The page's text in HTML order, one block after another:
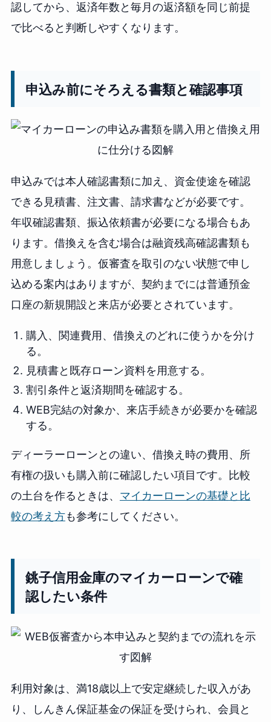
認してから、返済年数と毎月の返済額を同じ前提
で比べると判断しやすくなります。
申込み前にそろえる書類と確認事項
申込みでは本人確認書類に加え、資金使途を確認
できる見積書、注文書、請求書などが必要です。
年収確認書類、振込依頼書が必要になる場合もあ
ります。借換えを含む場合は融資残高確認書類も
用意しましょう。仮審査を取引のない状態で申し
込める案内はありますが、契約までには普通預金
口座の新規開設と来店が必要とされています。
購入、関連費用、借換えのどれに使うかを分け
る。
見積書と既存ローン資料を用意する。
割引条件と返済期間を確認する。
WEB完結の対象か、来店手続きが必要かを確認
する。
ディーラーローンとの違い、借換え時の費用、所
有権の扱いも購入前に確認したい項目です。比較
の土台を作るときは、 マイカーローンの基礎と比
較の考え方も参考にしてください。
銚子信用金庫のマイカーローンで確
認したい条件
利用対象は、満18歳以上で安定継続した収入があ
り、しんきん保証基金の保証を受けられ、会員と